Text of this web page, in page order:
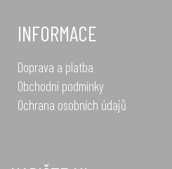
INFORMACE
Doprava a platba
Obchodní podmínky
Ochrana osobních údajů